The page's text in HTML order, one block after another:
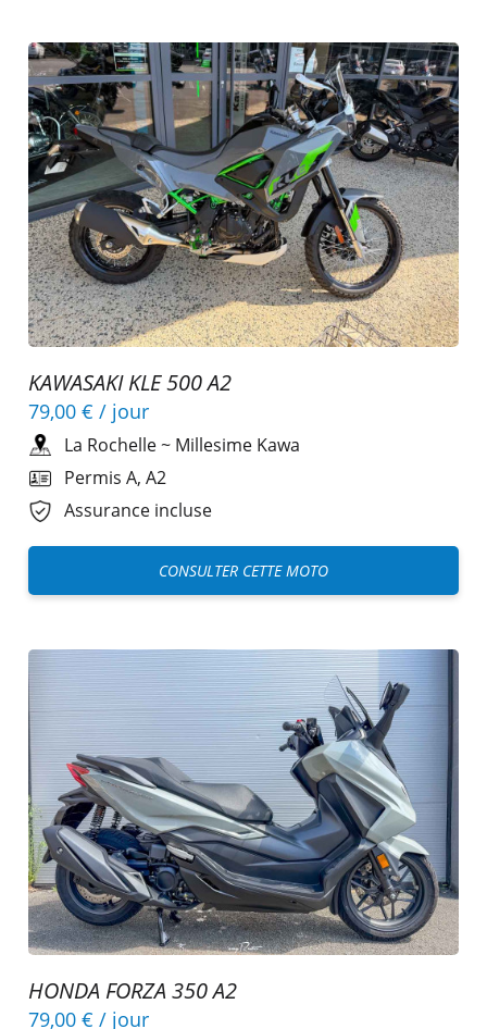
KAWASAKI KLE 500 A2
79,00 € / jour
La Rochelle~ Millesime Kawa
Permis A, A2
Assurance incluse
CONSULTER CETTE MOTO
HONDA FORZA 350 A2
79,00 € / jour